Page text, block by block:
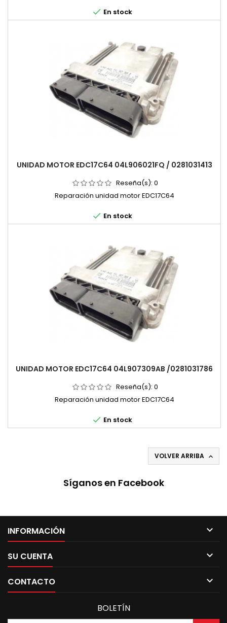
 En stock
UNIDAD MOTOR EDC17C64 04L906021FQ / 0281031413
Reseña(s): 0
Reparación unidad motor EDC17C64
 En stock
UNIDAD MOTOR EDC17C64 04L907309AB /0281031786
Reseña(s): 0
Reparación unidad motor EDC17C64
 En stock
VOLVER ARRIBA 
Síganos en Facebook
INFORMACIÓN 
SU CUENTA 
CONTACTO 
BOLETÍN